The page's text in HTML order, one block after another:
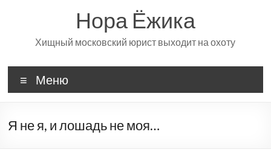
Нора Ёжика
Хищный московский юрист выходит на охоту
Меню
Я не я, и лошадь не моя…